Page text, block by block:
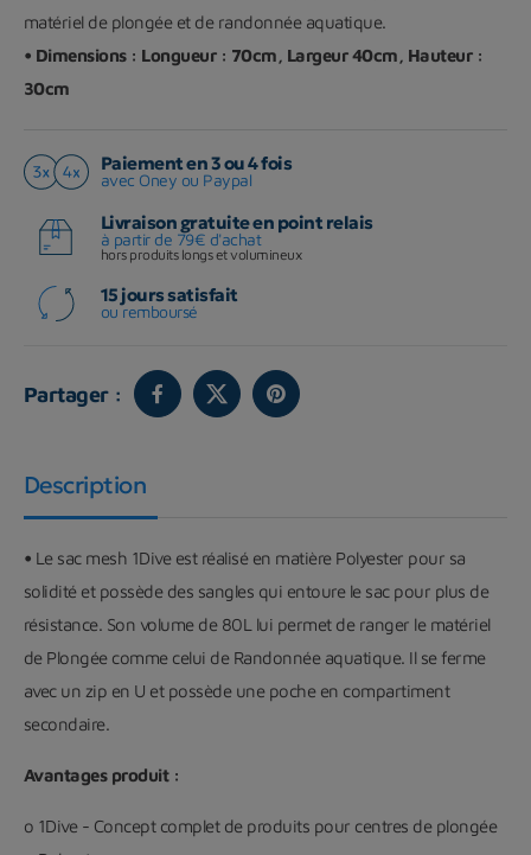
matériel de plongée et de randonnée aquatique.
• Dimensions : Longueur : 70cm, Largeur 40cm, Hauteur :
30cm
Paiement en 3 ou 4 fois
avec Oney ou Paypal
Livraison gratuite en point relais
à partir de 79€ d'achat
hors produits longs et volumineux
15 jours satisfait
ou remboursé
Partager :
Description
• Le sac mesh 1Dive est réalisé en matière Polyester pour sa
solidité et possède des sangles qui entoure le sac pour plus de
résistance. Son volume de 80L lui permet de ranger le matériel
de Plongée comme celui de Randonnée aquatique. Il se ferme
avec un zip en U et possède une poche en compartiment
secondaire.
Avantages produit :
o 1Dive - Concept complet de produits pour centres de plongée